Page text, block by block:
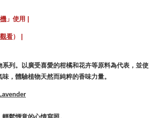
」使用 |
看） |
列。以廣受喜愛的柑橘和花卉等原料為代表，並使
，體驗植物天然而純粹的香味力量。